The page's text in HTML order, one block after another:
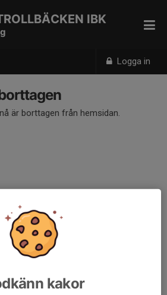
Logga in
IBK
är borttagen från hemsidan.
kakor